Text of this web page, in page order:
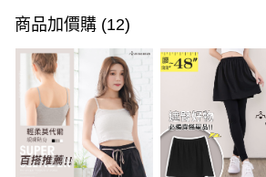
信用卡一次付款
超商取貨付款
LINE Pay
Apple Pay
街口支付
商品加價購 (12)